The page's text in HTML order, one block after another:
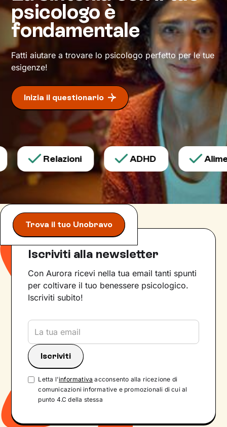
psicologo è
fondamentale
Fatti aiutare a trovare lo psicologo perfetto per le tue
esigenze!
Inizia il questionario
Relazioni ADHD
Trova il tuo Unobravo
Iscriviti alla newsletter
Con Aurora ricevi nella tua email tanti spunti
per coltivare il tuo benessere psicologico.
Iscriviti subito!
Letta l'informativa acconsento alla ricezione di
comunicazioni informative e promozionali di cui al
punto 4.C della stessa